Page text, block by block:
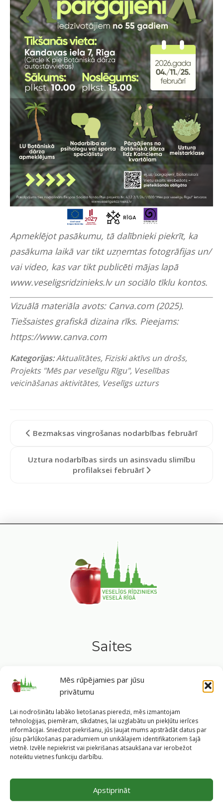
Mēs rūpējamies par jūsu
privātumu
Lai nodrošinātu labāko lietošanas pieredzi, mēs izmantojam
tehnoloģijas, piemēram, sīkdatnes, lai uzglabātu un piekļūtu ierīces
informācijai. Sniedzot piekrišanu, jūs ļaujat mums apstrādāt datus par
jūsu pārlūkošanas paradumiem un unikālajiem identifikatoriem šajā
vietnē. Izvēle nepiekrist vai piekrišanas atsaukšana var ierobežot
noteiktu vietnes funkciju darbību.
Apstiprināt
Apmeklējot pasākumu, tā dalībnieki piekrīt, ka
pasākuma laikā var tikt uzņemtas fotogrāfijas un/
vai video, kas var tikt publicēti mājas lapā
www.veseligsridzinieks.lvun sociālo tīklu kontos.
Vizuālā materiāla avots: Canva.com (2025).
Tiešsaistes grafiskā dizaina rīks. Pieejams:
https://www.canva.com
Kategorijas:Aktualitātes, Fiziski aktīvs un drošs,
Projekts "Mēs par veselīgu Rīgu", Veselības
veicināšanas aktivitātes, Veselīgs uzturs
Bezmaksas vingrošanas nodarbības februārī
Uztura nodarbības sirds un asinsvadu slimību
profilaksei februārī
Saites
Sīkdatņu politika
Seko mums
Tavs ceļvedis veselīgā dzīvesveidā Rīgas sirdī.